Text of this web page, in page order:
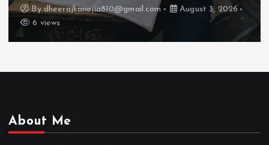
By dheerajkanojia810@gmail.com
August 2, 2026
17 views
About Me